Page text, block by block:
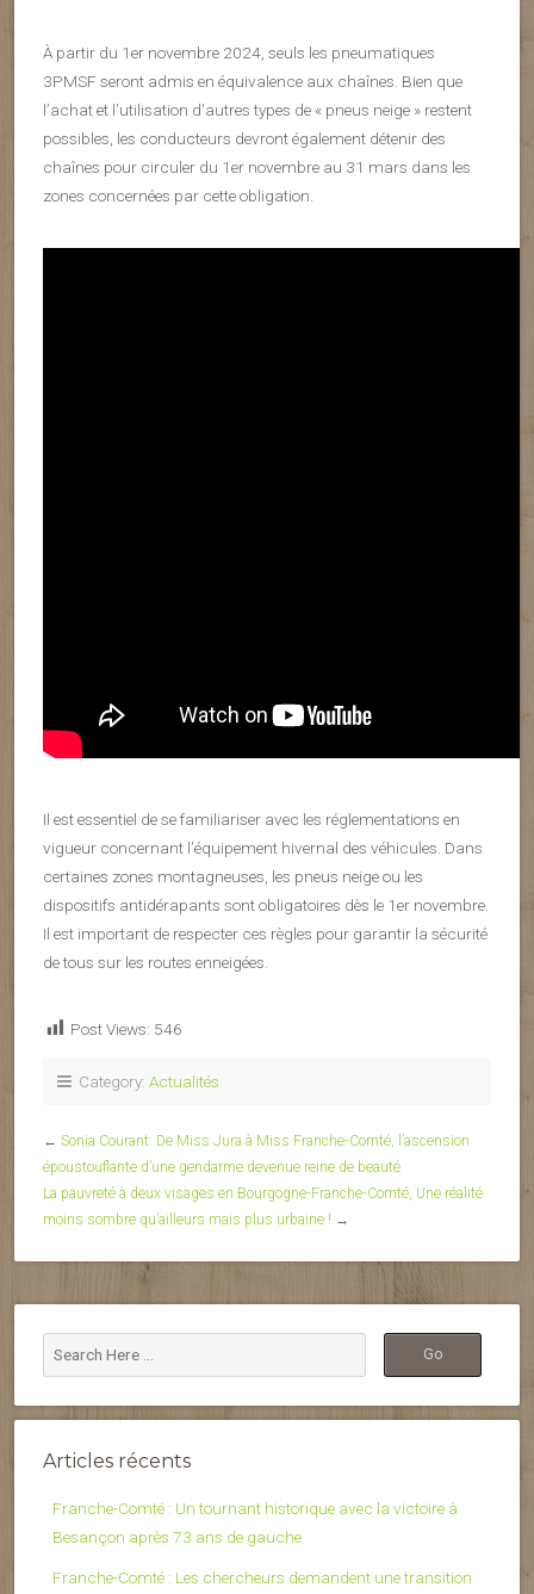
À partir du 1er novembre 2024, seuls les pneumatiques
3PMSF seront admis en équivalence aux chaînes. Bien que
l’achat et l’utilisation d’autres types de « pneus neige » restent
possibles, les conducteurs devront également détenir des
chaînes pour circuler du 1er novembre au 31 mars dans les
zones concernées par cette obligation.
Il est essentiel de se familiariser avec les réglementations en
vigueur concernant l’équipement hivernal des véhicules. Dans
certaines zones montagneuses, les pneus neige ou les
dispositifs antidérapants sont obligatoires dès le 1er novembre.
Il est important de respecter ces règles pour garantir la sécurité
de tous sur les routes enneigées.
Post Views: 546
Category: Actualités
← Sonia Courant: De Miss Jura à Miss Franche-Comté, l’ascension
époustouflante d’une gendarme devenue reine de beauté
La pauvreté à deux visages en Bourgogne-Franche-Comté, Une réalité
moins sombre qu’ailleurs mais plus urbaine ! →
Articles récents
Franche-Comté : Un tournant historique avec la victoire à
Besançon après 73 ans de gauche
Franche-Comté : Les chercheurs demandent une transition